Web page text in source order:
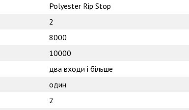
Polyester Rip Stop
2
8000
10000
два входи і більше
один
2